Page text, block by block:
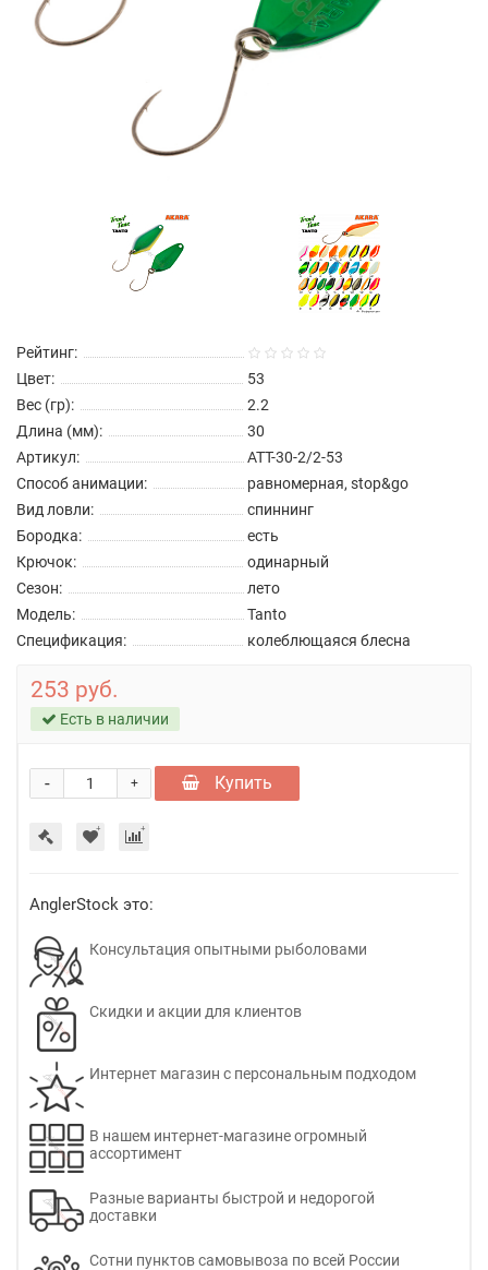
Рейтинг:
Цвет:
53
Вес (гр):
2.2
Длина (мм):
30
Артикул:
ATT-30-2/2-53
Способ анимации:
равномерная, stop&go
Вид ловли:
спиннинг
Бородка:
есть
Крючок:
одинарный
Сезон:
лето
Модель:
Tanto
Спецификация:
колеблющаяся блесна
253 руб.
Есть в наличии
+
- Купить
AnglerStock это:
Консультация опытными рыболовами
Скидки и акции для клиентов
Интернет магазин с персональным подходом
В нашем интернет-магазине огромный
ассортимент
Разные варианты быстрой и недорогой
доставки
Сотни пунктов самовывоза по всей России